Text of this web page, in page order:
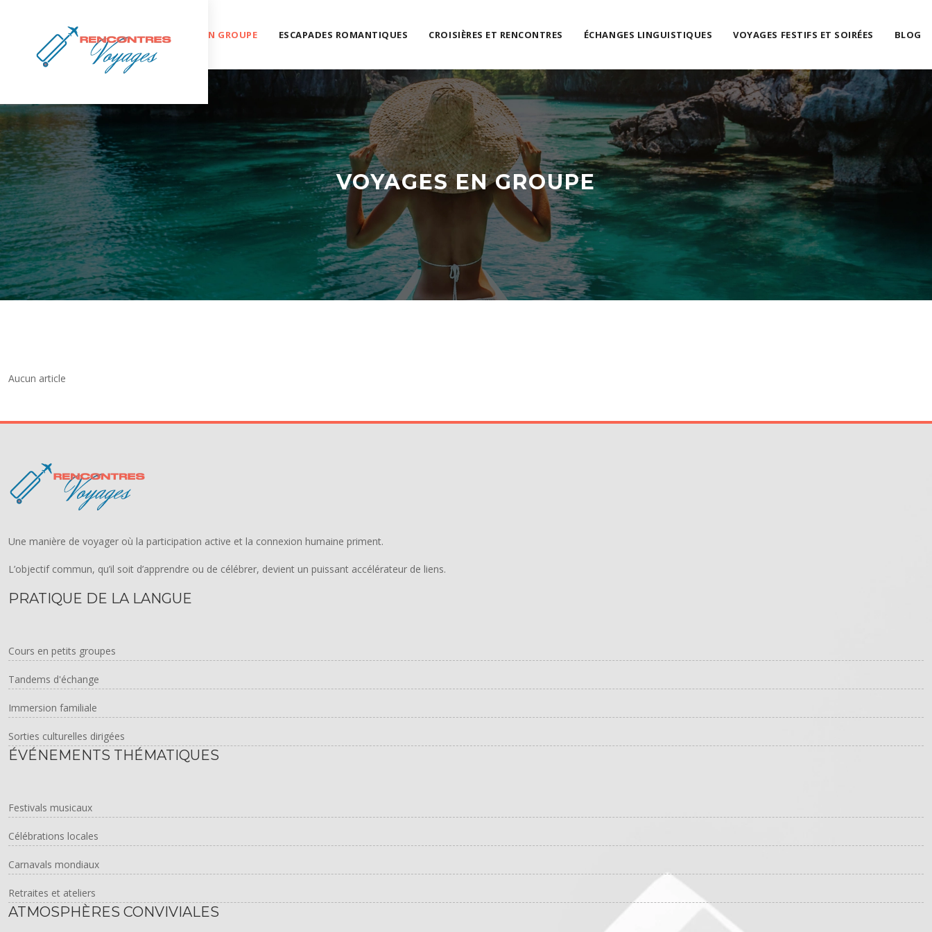
RENCONTRES EN VOYAGE VOYAGES EN GROUPE ESCAPADES ROMANTIQUES CROISIÈRES ET RENCONTRES ÉCHANGES LINGUISTIQUES VOYAGES FESTIFS ET SOIRÉES BLOG
VOYAGES EN GROUPE
Aucun article
Une manière de voyager où la participation active et la connexion humaine priment.
L’objectif commun, qu’il soit d’apprendre ou de célébrer, devient un puissant accélérateur de liens.
PRATIQUE DE LA LANGUE
Cours en petits groupes
Tandems d'échange
Immersion familiale
Sorties culturelles dirigées
ÉVÉNEMENTS THÉMATIQUES
Festivals musicaux
Célébrations locales
Carnavals mondiaux
Retraites et ateliers
ATMOSPHÈRES CONVIVIALES